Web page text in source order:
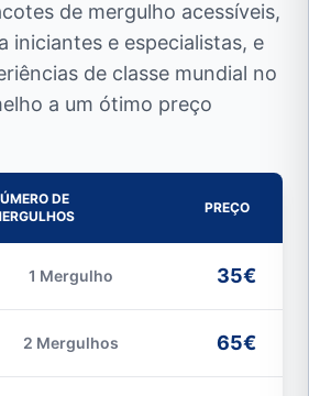
de mergulho acessíveis,
iniciantes e especialistas, e
de classe mundial no
a um ótimo preço
DE
PREÇO
1 Mergulho 35€
2 Mergulhos 65€